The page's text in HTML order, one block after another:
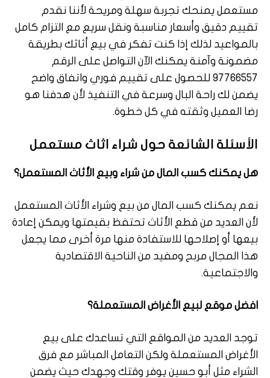
مستعمل يمنحك تجربة سهلة ومريحة لأننا نقدم
تقييم دقيق وأسعار مناسبة ونقل سريع مع التزام كامل
بالمواعيد لذلك إذا كنت تفكر في بيع أثاثك بطريقة
مضمونة وآمنة يمكنك الآن التواصل على الرقم
97766557 للحصول على تقييم فوري واتفاق واضح
يضمن لك راحة البال وسرعة في التنفيذ لأن هدفنا هو
رضا العميل وثقته في كل خطوة.
الأسئلة الشائعة حول شراء اثاث مستعمل
هل يمكنك كسب المال من شراء وبيع الأثاث المستعمل؟
نعم يمكنك كسب المال من بيع وشراء الأثاث المستعمل
لأن العديد من قطع الأثاث تحتفظ بقيمتها ويمكن إعادة
بيعها أو إصلاحها للاستفادة منها مرة أخرى مما يجعل
هذا المجال مربح ومفيد من الناحية الاقتصادية
والاجتماعية.
افضل موقع لبيع الأغراض المستعملة؟
توجد العديد من المواقع التي تساعدك على بيع
الأغراض المستعملة ولكن التعامل المباشر مع فرق
الشراء مثل أبو حسين يوفر وقتك وجهدك حيث يضمن